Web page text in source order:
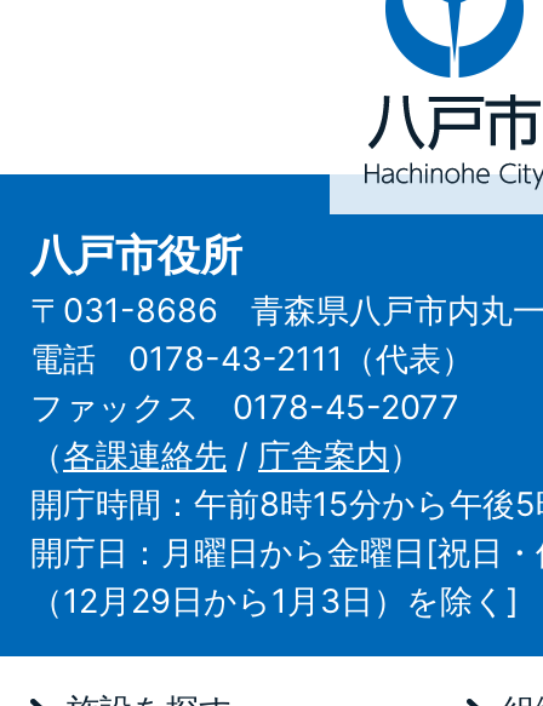
戸
Hachinohe
City
八戸市役所
〒031-8686 青森県八戸市内丸一
電話 0178-43-2111（代表）
ファックス 0178-45-2077
（各課連絡先 / 庁舎案内）
開庁時間：午前8時15分から午後
開庁日：月曜日から金曜日[祝日
（12月29日から1月3日）を除く]